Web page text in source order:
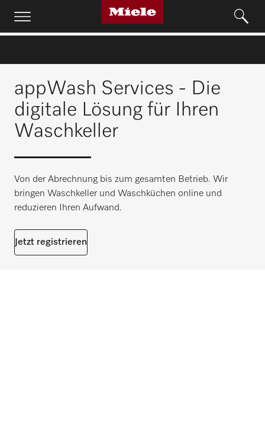
appWash Services - Die
digitale Lösung für Ihren
Waschkeller
Von der Abrechnung bis zum gesamten Betrieb. Wir
bringen Waschkeller und Waschküchen online und
reduzieren Ihren Aufwand.
Jetzt registrieren